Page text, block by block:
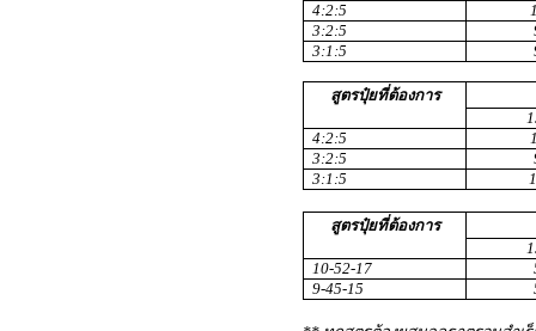
4:2:5
3:2:5
3:1:5
สูตรปุ๋ยที่ต้องการ
4:2:5
3:2:5
3:1:5
สูตรปุ๋ยที่ต้องการ
10-52-17
9-45-15